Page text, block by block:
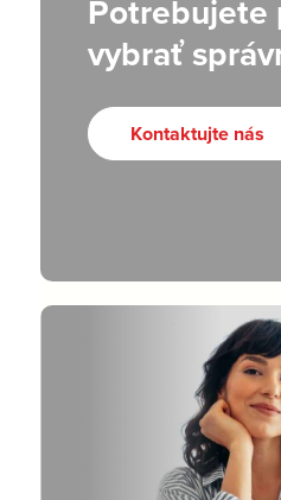
Potrebujete
vybrať
Kontaktujte nás